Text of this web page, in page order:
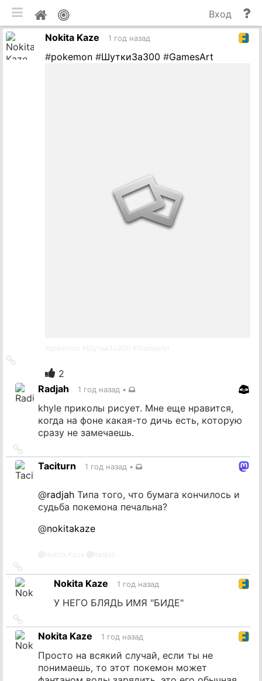
Мой
профиль
и
Вход
Nokita Kaze
1 год назад
#pokemon #ШуткиЗа300 #GamesArt
источник
2
Radjah
1 год назад •
khyle приколы рисует. Мне еще нравится,
когда на фоне какая-то дичь есть, которую
сразу не замечаешь.
на
источник
Taciturn 1 год назад •
@radjah Типа того, что бумага кончилось и
судьба покемона печальна?
@nokitakaze
@ @
на
источникNokita Kaze 1 год назад
У НЕГО БЛЯДЬ ИМЯ "БИДЕ"
на
источник
Nokita Kaze 1 год назад
Просто на всякий случай, если ты не
понимаешь, то этот покемон может
мобильная версия